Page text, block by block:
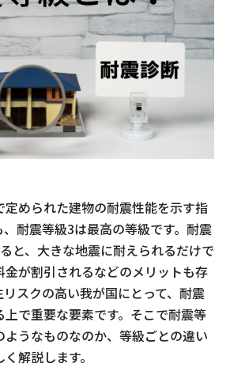
められた建物の耐震性能を示す指
耐震等級3は最高の等級です。耐震
と、大きな地震に耐えられるだけで
金が割引されるなどのメリットも存
スクの高い我が国にとって、耐震
で重要な要素です。そこで耐震等
うなものなのか、等級ごとの違い
解説します。